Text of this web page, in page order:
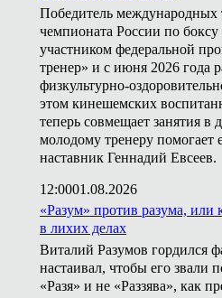
Победитель международных
чемпионата России по
участником федеральной
тренер» и с июня 2026 года
физкультурно-
этом кинешемских
теперь совмещает занятия в
молодому тренеру помогает
наставник Геннадий Евсеев.
12:0001.08.2026
«Разум» против разума, или
в лихих делах
Виталий Разумов гордился
настаивал, чтобы его звали
«Разя» и не «Раззява», как